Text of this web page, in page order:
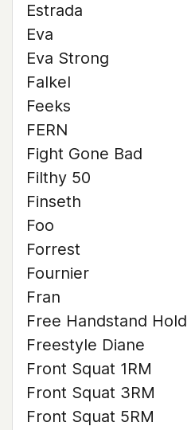
Estrada
Eva
Eva Strong
Falkel
Feeks
FERN
Fight Gone Bad
Filthy 50
Finseth
Foo
Forrest
Fournier
Fran
Free Handstand Hold
Freestyle Diane
Front Squat 1RM
Front Squat 3RM
Front Squat 5RM